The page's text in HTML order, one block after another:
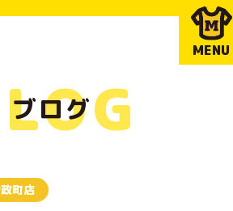
MENU
ブログ
町店